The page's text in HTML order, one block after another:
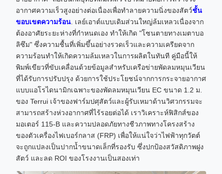
อากาศความเร็วสูงอย่างต่อเนื่องเพื่อทำลายความนิ่งของสัตว์ชั้น
ขอบเขตความร้อน . เลย์เอาต์แบบเดิมส่วนใหญ่ล้มเหลวเนื่องจาก
ต้องอาศัยระยะห่างที่กำหนดเอง ทำให้เกิด "โซนตายทางเมตาบอ
ลิซึม" ซึ่งความชื้นที่เพิ่มขึ้นอย่างรวดเร็วและความเครียดจาก
ความร้อนทำให้เกิดความล้มเหลวในการผลิตในทันที คู่มือนี้ให้
พิมพ์เขียวที่ขับเคลื่อนด้วยข้อมูลสำหรับเครือข่ายพัดลมหมุนเวียน
ที่ได้รับการปรับปรุง ด้วยการใช้ประโยชน์จากการกระจายอากาศ
แบบแอโรไดนามิกเฉพาะของพัดลมหมุนเวียน EC ขนาด 1.2 ม.
ของ Terrui เจ้าของฟาร์มปศุสัตว์และผู้รับเหมาด้านวิศวกรรมจะ
สามารถสร้างห่วงอากาศที่ไร้รอยต่อได้ เราวิเคราะห์ฟิสิกส์ของ
มอเตอร์ 115-B และความปลอดภัยทางชีวภาพทางโครงสร้าง
ของตัวเครื่องไฟเบอร์กลาส (FRP) เพื่อให้แน่ใจว่าไฟฟ้าทุกวัตต์
จะถูกแปลงเป็นปากน้ำขนาดเล็กที่รองรับ ซึ่งปกป้องสวัสดิภาพฝูง
สัตว์ และลด ROI ของโรงงานเป็นสองเท่า